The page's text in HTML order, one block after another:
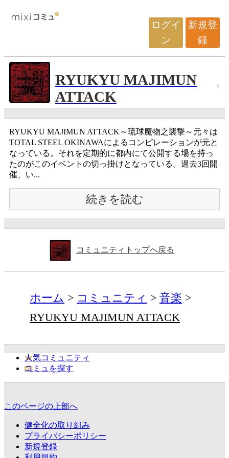
ログイ
ン
新規登
録
RYUKYU MAJIMUN
ATTACK
RYUKYU MAJIMUN ATTACK～琉球魔物之襲撃～元々は
TOTAL STEEL OKINAWAによるコンピレーションが元と
なっている。それを定期的に都内にて公開する場を持っ
たのがこのイベントの切っ掛けとなっている。過去3回開
催、い...
続きを読む
コミュニティトップへ戻る
ホーム コミュニティ
音楽
RYUKYU MAJIMUN ATTACK
人気コミュニティ
コミュを探す
このページの上部へ
健全化の取り組み
プライバシーポリシー
新規登録